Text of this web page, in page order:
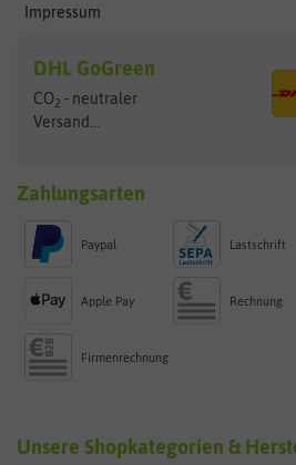
Impressum
DHL GoGreen
CO2 - neutraler
Versand...
Zahlungsarten
Paypal Lastschrift
Apple Pay Rechnung
Firmenrechnung
Unsere Shopkategorien &